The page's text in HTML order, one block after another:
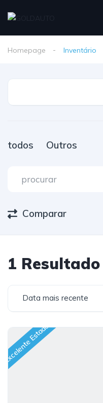
Homepage Inventário
todos Outros
Comparar
1 Resultado
Data mais recente
Excelente Estado